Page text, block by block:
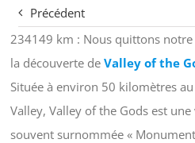
Précédent
234149 km : Nous quittons notre
la découverte de Valley of the
Située à environ 50 kilomètres
Valley, Valley of the Gods est
souvent surnommée «